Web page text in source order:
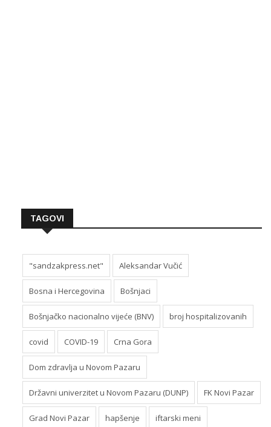
TAGOVI
"sandzakpress.net" Aleksandar Vučić
Bosna i Hercegovina Bošnjaci
Bošnjačko nacionalno vijeće (BNV) broj hospitalizovanih
covid COVID-19 Crna Gora
Dom zdravlja u Novom Pazaru
Državni univerzitet u Novom Pazaru (DUNP) FK Novi Pazar
Grad Novi Pazar hapšenje iftarski meni